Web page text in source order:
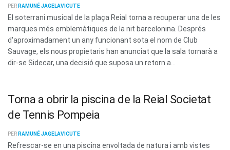
PER RAMUNÉ JAGELAVICUTE
El soterrani musical de la plaça Reial torna a recuperar una de les
marques més emblemàtiques de la nit barcelonina. Després
d'aproximadament un any funcionant sota el nom de Club
Sauvage, els nous propietaris han anunciat que la sala tornarà a
dir-se Sidecar, una decisió que suposa un retorn a...
Torna a obrir la piscina de la Reial Societat
de Tennis Pompeia
PER RAMUNÉ JAGELAVICUTE
Refrescar-se en una piscina envoltada de natura i amb vistes